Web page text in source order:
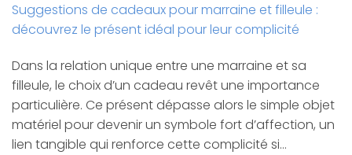
Suggestions de cadeaux pour marraine et filleule :
découvrez le présent idéal pour leur complicité
Dans la relation unique entre une marraine et sa
filleule, le choix d’un cadeau revêt une importance
particulière. Ce présent dépasse alors le simple objet
matériel pour devenir un symbole fort d’affection, un
lien tangible qui renforce cette complicité si…